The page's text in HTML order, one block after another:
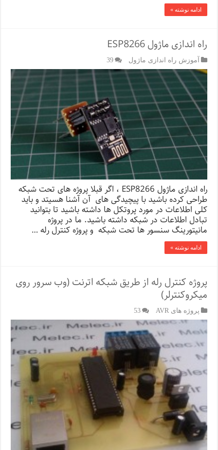
ادامه نوشته »
راه اندازی ماژول ESP8266
آموزش راه اندازی ماژول 39
راه اندازی ماژول ESP8266 ، اگر قبلا پروژه های تحت شبکه
طراحی کرده باشید با پیچیدگی های آن آشنا هسیتد و باید
کلی اطلاعات در مورد پروتکل ها داشته باشید تا بتوانید
تبادل اطلاعات در شبکه داشته باشید. ما در پروژه
مانیتورینگ سنسور ها تحت شبکه و پروژه کنترل رله …
ادامه نوشته »
پروژه کنترل رله از طریق شبکه اترنت (وب سرور روی
میکروکنترلر)
پروژه های AVR 53